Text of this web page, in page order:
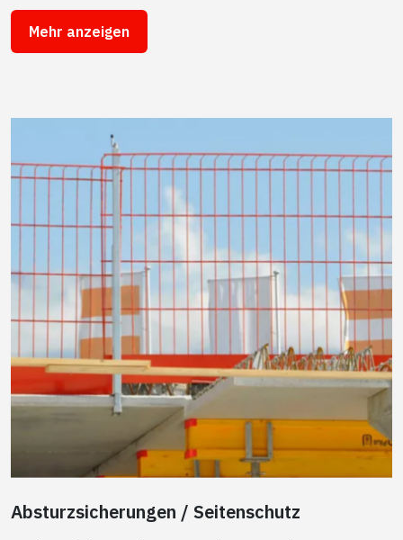
Mehr anzeigen
Absturzsicherungen / Seitenschutz